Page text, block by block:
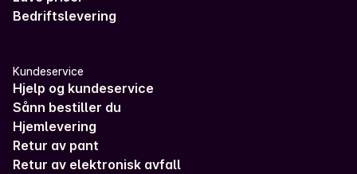
Bedriftslevering
Kundeservice
Hjelp og kundeservice
Sånn bestiller du
Hjemlevering
Retur av pant
Retur av elektronisk avfall